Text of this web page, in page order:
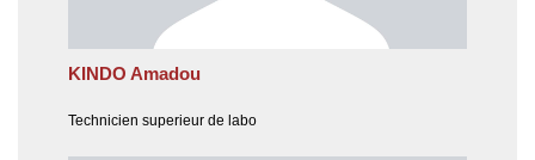
KINDO Amadou
Technicien superieur de labo